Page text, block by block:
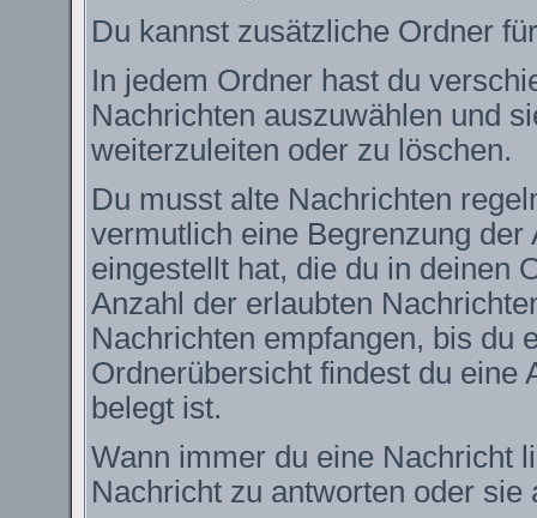
Du kannst zusätzliche Ordner
In jedem Ordner hast du
Nachrichten auszuwählen und
weiterzuleiten oder zu löschen.
Du musst alte Nachrichten
vermutlich eine Begrenzung
eingestellt hat, die du in deinen
Anzahl der erlaubten
Nachrichten empfangen, bis du
Ordnerübersicht findest du eine
belegt ist.
Wann immer du eine Nachricht
Nachricht zu antworten oder